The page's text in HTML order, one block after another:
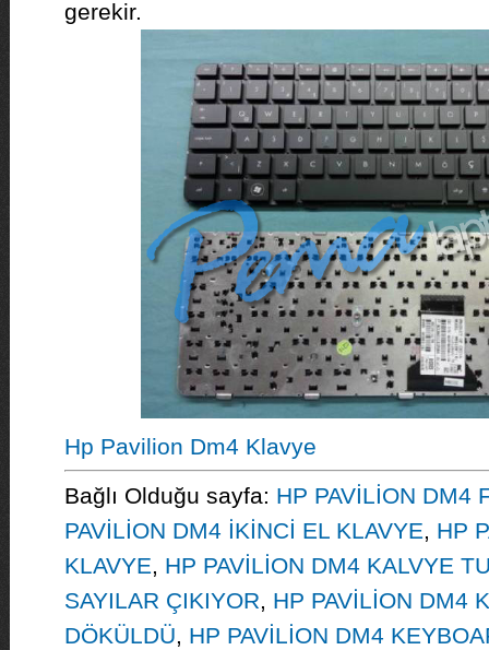
gerekir.
Hp Pavilion Dm4 Klavye
Bağlı Olduğu sayfa: HP PAVİLİON DM4
PAVİLİON DM4 İKİNCİ EL KLAVYE, HP
KLAVYE, HP PAVİLİON DM4 KALVYE
SAYILAR ÇIKIYOR, HP PAVİLİON DM4
DÖKÜLDÜ, HP PAVİLİON DM4